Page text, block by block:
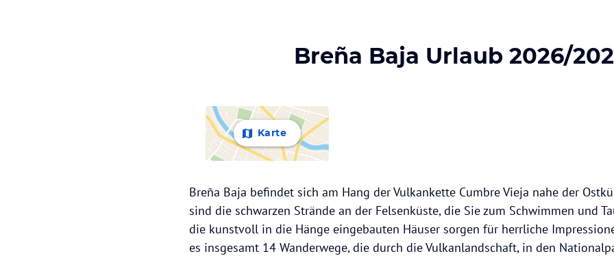
Breña Baja Urlaub 2026/
Karte
Breña Baja befindet sich am Hang der Vulkankette Cumbre Vieja nahe der
sind die schwarzen Strände an der Felsenküste, die Sie zum Schwimmen und
die kunstvoll in die Hänge eingebauten Häuser sorgen für herrliche
es insgesamt 14 Wanderwege, die durch die Vulkanlandschaft, in den